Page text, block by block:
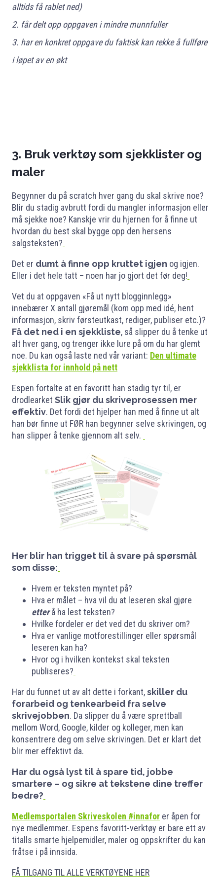
alltids få rablet ned)
2. får delt opp oppgaven i mindre munnfuller
3. har en konkret oppgave du faktisk kan rekke å fullføre
i løpet av en økt
3. Bruk verktøy som sjekklister og
maler
Begynner du på scratch hver gang du skal skrive noe?
Blir du stadig avbrutt fordi du mangler informasjon eller
må sjekke noe? Kanskje vrir du hjernen for å finne ut
hvordan du best skal bygge opp den hersens
salgsteksten?
Det er dumt å finne opp kruttet igjen og igjen.
Eller i det hele tatt – noen har jo gjort det før deg!
Vet du at oppgaven «Få ut nytt blogginnlegg»
innebærer X antall gjøremål (kom opp med idé, hent
informasjon, skriv førsteutkast, rediger, publiser etc.)?
Få det ned i en sjekkliste, så slipper du å tenke ut
alt hver gang, og trenger ikke lure på om du har glemt
noe. Du kan også laste ned vår variant: Den ultimate
sjekklista for innhold på nett
Espen fortalte at en favoritt han stadig tyr til, er
drodlearket Slik gjør du skriveprosessen mer
effektiv. Det fordi det hjelper han med å finne ut alt
han bør finne ut FØR han begynner selve skrivingen, og
han slipper å tenke gjennom alt selv.
Her blir han trigget til å svare på spørsmål
som disse:
Hvem er teksten myntet på?
Hva er målet – hva vil du at leseren skal gjøre
etterå ha lest teksten?
Hvilke fordeler er det ved det du skriver om?
Hva er vanlige motforestillinger eller spørsmål
leseren kan ha?
Hvor og i hvilken kontekst skal teksten
publiseres?
Har du funnet ut av alt dette i forkant,skiller du
forarbeid og tenkearbeid fra selve
skrivejobben. Da slipper du å være sprettball
mellom Word, Google, kilder og kolleger, men kan
konsentrere deg om selve skrivingen. Det er klart det
blir mer effektivt da.
Har du også lyst til å spare tid, jobbe
smartere – og sikre at tekstene dine treffer
bedre?
Medlemsportalen Skriveskolen #innafor er åpen for
nye medlemmer. Espens favoritt-verktøy er bare ett av
titalls smarte hjelpemidler, maler og oppskrifter du kan
fråtse i på innsida.
FÅ TILGANG TIL ALLE VERKTØYENE HER